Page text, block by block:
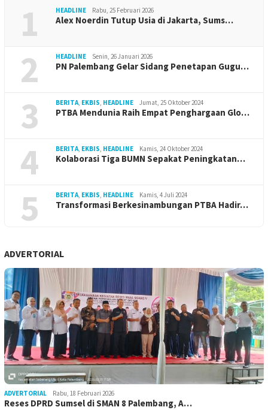
1 HEADLINE Rabu, 25 Februari 2026
Alex Noerdin Tutup Usia di Jakarta, Sums…
2 HEADLINE Senin, 26 Januari 2026
PN Palembang Gelar Sidang Penetapan Gugu…
3 BERITA, EKBIS, HEADLINE Jumat, 25 Oktober 2024
PTBA Mendunia Raih Empat Penghargaan Glo…
4 BERITA, EKBIS, HEADLINE Kamis, 24 Oktober 2024
Kolaborasi Tiga BUMN Sepakat Peningkatan…
5 BERITA, EKBIS, HEADLINE Kamis, 4 Juli 2024
Transformasi Berkesinambungan PTBA Hadir…
ADVERTORIAL
ADVERTORIAL Rabu, 18 Februari 2026
Reses DPRD Sumsel di SMAN 8 Palembang, A…